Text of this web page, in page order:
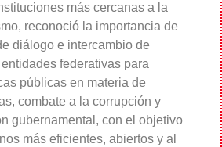
más cercanas a la
reconoció la importancia de
diálogo e intercambio de
federativas para
públicas en materia de
combate a la corrupción y
gubernamental, con el objetivo
más eficientes, abiertos y al